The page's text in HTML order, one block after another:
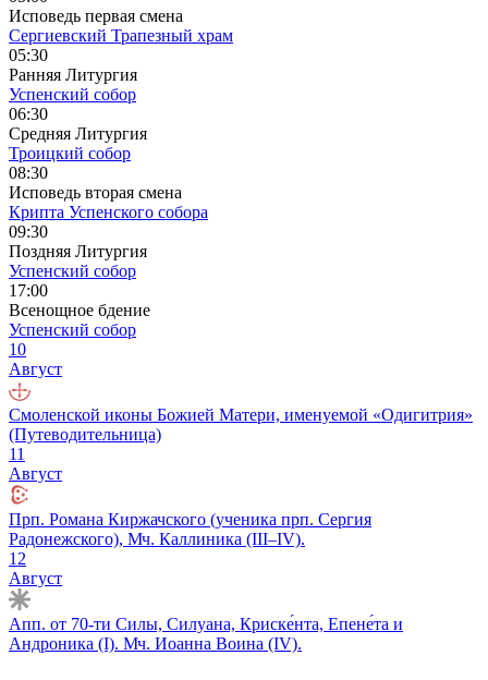
Исповедь первая смена
Сергиевский Трапезный храм
05:30
Ранняя Литургия
Успенский собор
06:30
Средняя Литургия
Троицкий собор
08:30
Исповедь вторая смена
Крипта Успенского собора
09:30
Поздняя Литургия
Успенский собор
17:00
Всенощное бдение
Успенский собор
10
Август
Смоленской иконы Божией Матери, именуемой «Одигитрия»
(Путеводительница)
11
Август
Прп. Романа Киржачского (ученика прп. Сергия
Радонежского), Мч. Каллиника (III–IV).
12
Август
Апп. от 70-ти Силы, Силуана, Криске́нта, Епене́та и
Андроника (I). Мч. Иоанна Воина (IV).